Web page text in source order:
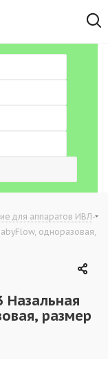
для аппаратов ИВЛ-
одноразовая,
Назальная
размер